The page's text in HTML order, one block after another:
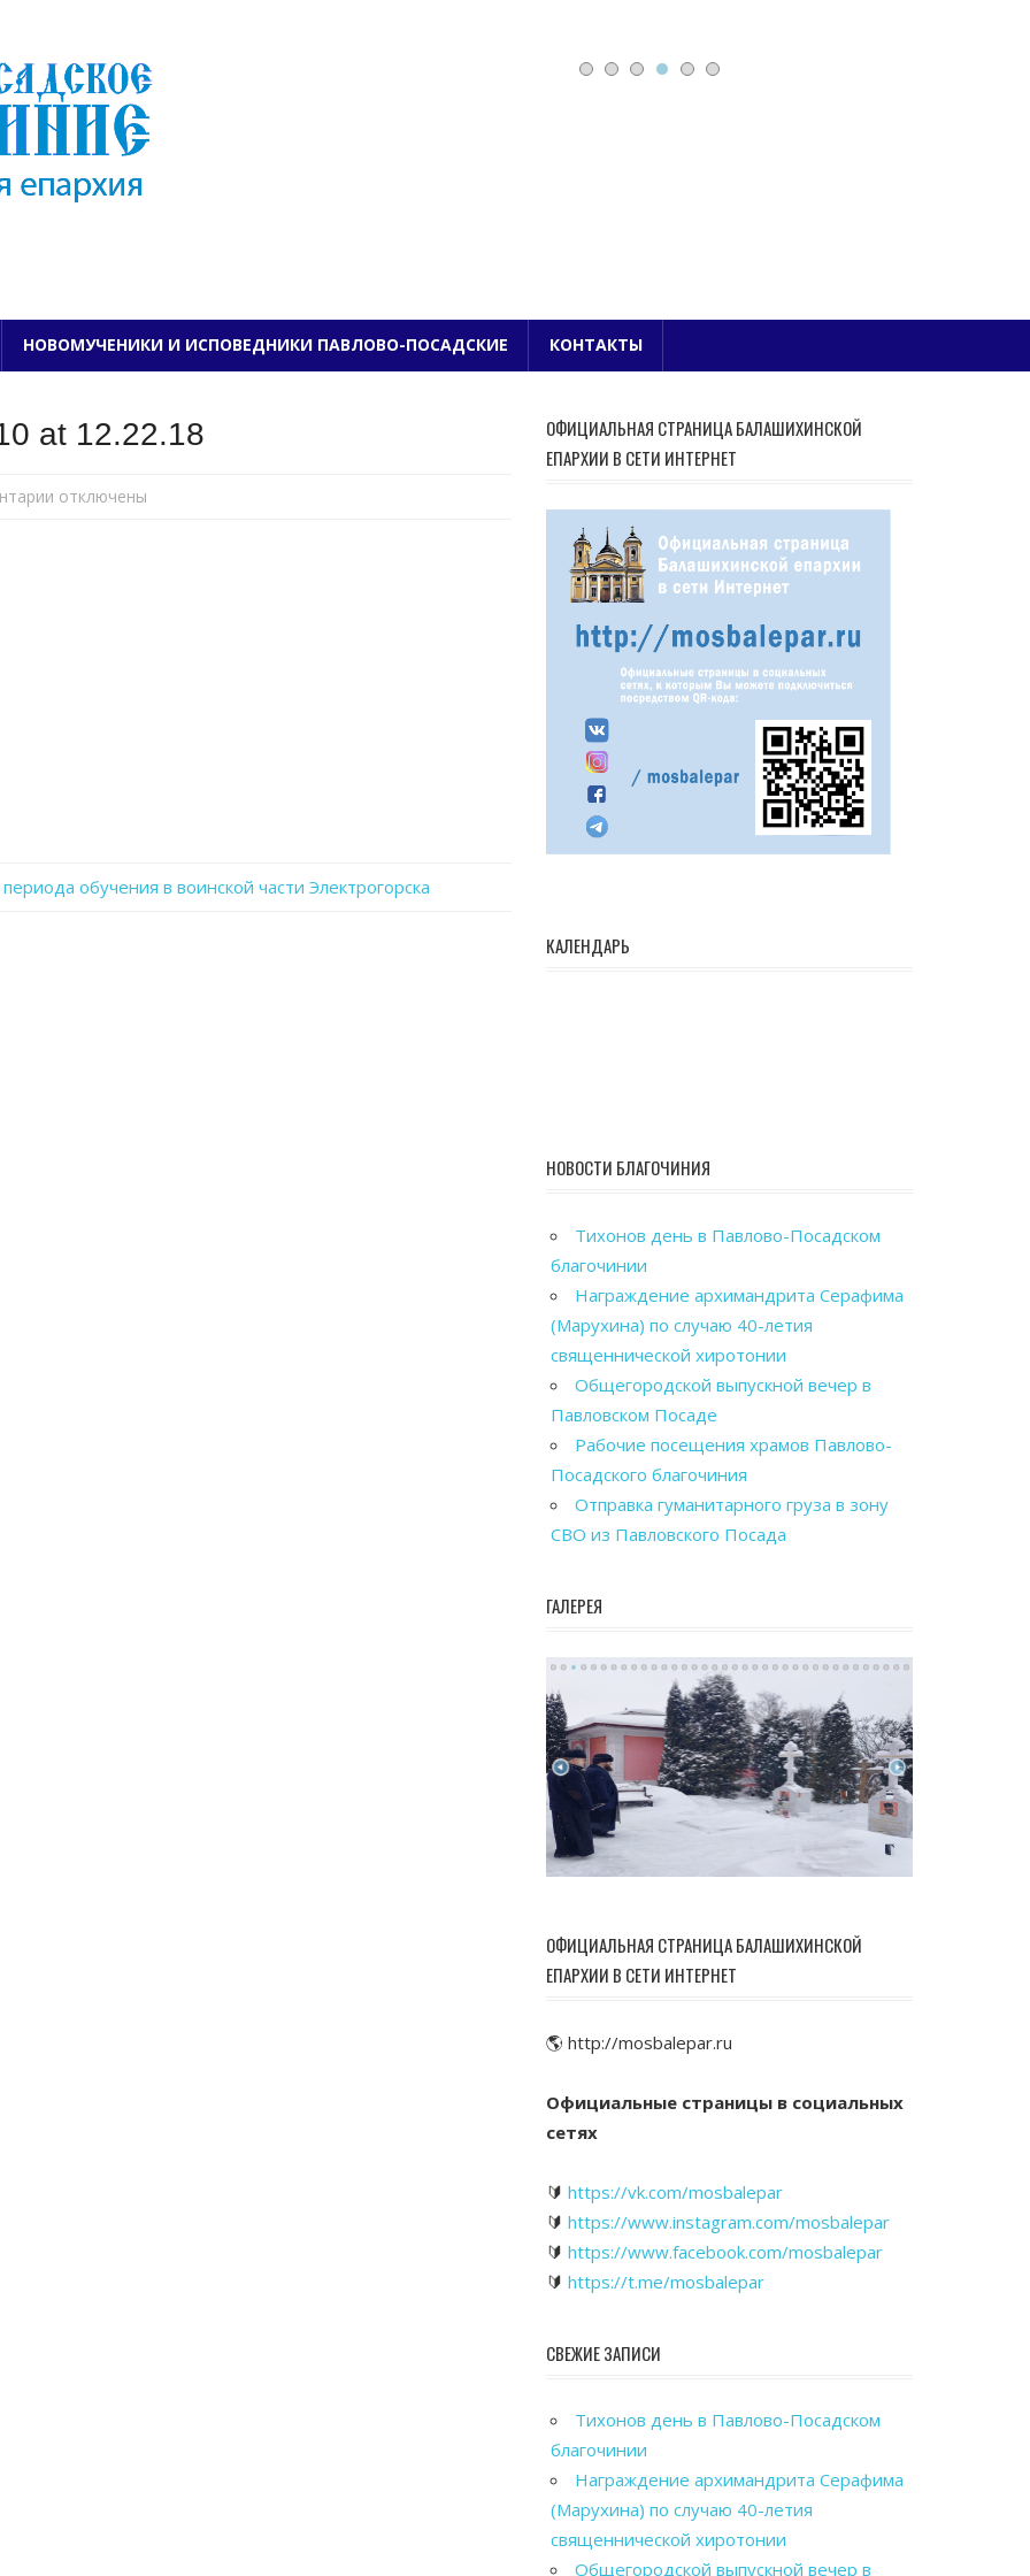
ПАВЛОВО-ПОСАДСКОЕ БЛАГОЧИНИЕ
НОВОМУЧЕНИКИ И ИСПОВЕДНИКИ ПАВЛОВО-ПОСАДСКИЕ КОНТАКТЫ
at 12.22.18
котключены
обучения в воинской части Электрогорска
ОФИЦИАЛЬНАЯ СТРАНИЦА БАЛАШИХИНСКОЙ
ЕПАРХИИ В СЕТИ ИНТЕРНЕТ
КАЛЕНДАРЬ
НОВОСТИ БЛАГОЧИНИЯ
Тихонов день в Павлово-Посадском
благочинии
Награждение архимандрита Серафима
(Марухина) по случаю 40-летия
священнической хиротонии
Общегородской выпускной вечер в
Павловском Посаде
Рабочие посещения храмов Павлово-
Посадского благочиния
Отправка гуманитарного груза в зону
СВО из Павловского Посада
ГАЛЕРЕЯ
ОФИЦИАЛЬНАЯ СТРАНИЦА БАЛАШИХИНСКОЙ
ЕПАРХИИ В СЕТИ ИНТЕРНЕТ
🌎 http://mosbalepar.ru
Официальные страницы в социальных
сетях
🔰 https://vk.com/mosbalepar
🔰 https://www.instagram.com/mosbalepar
🔰 https://www.facebook.com/mosbalepar
🔰 https://t.me/mosbalepar
СВЕЖИЕ ЗАПИСИ
Тихонов день в Павлово-Посадском
благочинии
Награждение архимандрита Серафима
(Марухина) по случаю 40-летия
священнической хиротонии
Общегородской выпускной вечер в